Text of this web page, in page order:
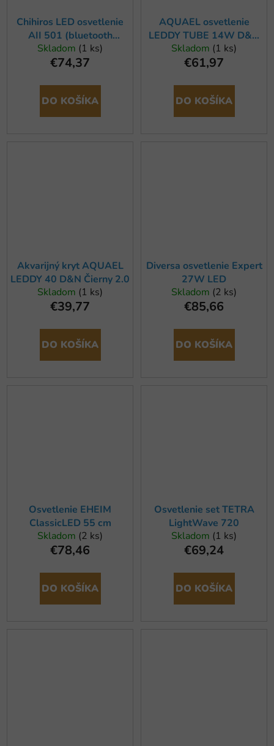
Chihiros LED osvetlenie
AII 501 (bluetooth
ovládač)
Skladom (1 ks)
€74,37
DO KOŠÍKA
AQUAEL osvetlenie
LEDDY TUBE 14W D&N
ACTINIC 700 mm
Skladom (1 ks)
€61,97
DO KOŠÍKA
Akvarijný kryt AQUAEL
LEDDY 40 D&N Čierny 2.0
Skladom (1 ks)
€39,77
DO KOŠÍKA
Diversa osvetlenie Expert
27W LED
Skladom (2 ks)
€85,66
DO KOŠÍKA
Osvetlenie EHEIM
ClassicLED 55 cm
Skladom (2 ks)
€78,46
DO KOŠÍKA
Osvetlenie set TETRA
LightWave 720
Skladom (1 ks)
€69,24
DO KOŠÍKA